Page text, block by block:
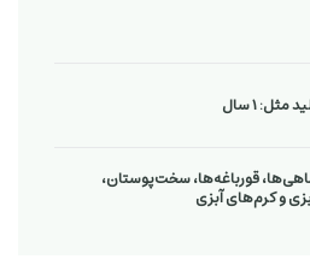
1 سال
قورباغه‌ها، سخت‌پوستان،
و كرم‌های آبزی